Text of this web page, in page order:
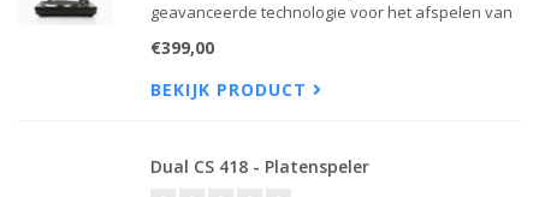
geavanceerde technologie voor het afspelen van
€399,00
BEKIJK PRODUCT
Dual CS 418 - Platenspeler